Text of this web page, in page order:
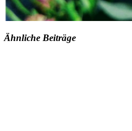
Ähnliche Beiträge